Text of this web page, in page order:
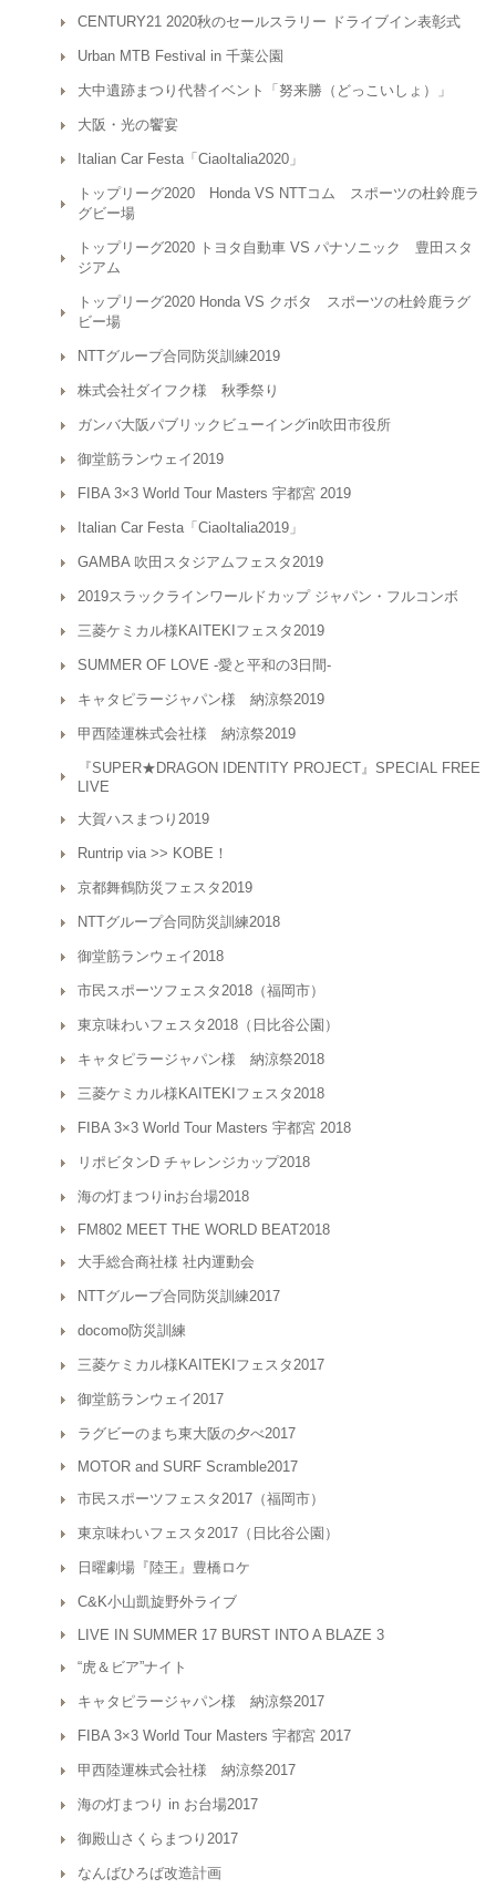
CENTURY21 2020秋のセールスラリー ドライブイン表彰式
Urban MTB Festival in 千葉公園
大中遺跡まつり代替イベント「努来勝（どっこいしょ）」
大阪・光の饗宴
Italian Car Festa「CiaoItalia2020」
トップリーグ2020 Honda VS NTTコム スポーツの杜鈴鹿ラ
グビー場
トップリーグ2020 トヨタ自動車 VS パナソニック 豊田スタ
ジアム
トップリーグ2020 Honda VS クボタ スポーツの杜鈴鹿ラグ
ビー場
NTTグループ合同防災訓練2019
株式会社ダイフク様 秋季祭り
ガンバ大阪パブリックビューイングin吹田市役所
御堂筋ランウェイ2019
FIBA 3×3 World Tour Masters 宇都宮 2019
Italian Car Festa「CiaoItalia2019」
GAMBA 吹田スタジアムフェスタ2019
2019スラックラインワールドカップ ジャパン・フルコンボ
三菱ケミカル様KAITEKIフェスタ2019
SUMMER OF LOVE -愛と平和の3日間-
キャタピラージャパン様 納涼祭2019
甲西陸運株式会社様 納涼祭2019
『SUPER★DRAGON IDENTITY PROJECT』SPECIAL FREE
LIVE
大賀ハスまつり2019
Runtrip via >> KOBE！
京都舞鶴防災フェスタ2019
NTTグループ合同防災訓練2018
御堂筋ランウェイ2018
市民スポーツフェスタ2018（福岡市）
東京味わいフェスタ2018（日比谷公園）
キャタピラージャパン様 納涼祭2018
三菱ケミカル様KAITEKIフェスタ2018
FIBA 3×3 World Tour Masters 宇都宮 2018
リポビタンD チャレンジカップ2018
海の灯まつりinお台場2018
FM802 MEET THE WORLD BEAT2018
大手総合商社様 社内運動会
NTTグループ合同防災訓練2017
docomo防災訓練
三菱ケミカル様KAITEKIフェスタ2017
御堂筋ランウェイ2017
ラグビーのまち東大阪の夕べ2017
MOTOR and SURF Scramble2017
市民スポーツフェスタ2017（福岡市）
東京味わいフェスタ2017（日比谷公園）
日曜劇場『陸王』豊橋ロケ
C&K小山凱旋野外ライブ
LIVE IN SUMMER 17 BURST INTO A BLAZE 3
“虎＆ビア”ナイト
キャタピラージャパン様 納涼祭2017
FIBA 3×3 World Tour Masters 宇都宮 2017
甲西陸運株式会社様 納涼祭2017
海の灯まつり in お台場2017
御殿山さくらまつり2017
なんばひろば改造計画